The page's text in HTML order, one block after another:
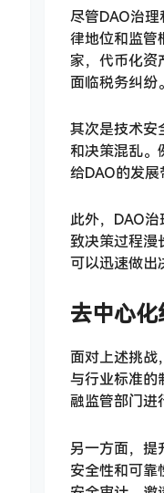
尽管DAO治
律地位和监管
家，代币化资
面临税务纠纷。
其次是技术安
和决策混乱。
给DAO的发展
此外，DAO
致决策过程漫
可以迅速做出
去中心
面对上述挑战
与行业标准的
融监管部门进
另一方面，提
安全性和可靠